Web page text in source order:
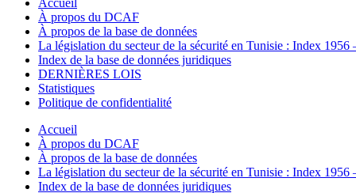
Accueil
À propos du DCAF
À propos de la base de données
La législation du secteur de la sécurité en Tunisie : Index 1956
Index de la base de données juridiques
DERNIÈRES LOIS
Statistiques
Politique de confidentialité
Accueil
À propos du DCAF
À propos de la base de données
La législation du secteur de la sécurité en Tunisie : Index 1956
Index de la base de données juridiques